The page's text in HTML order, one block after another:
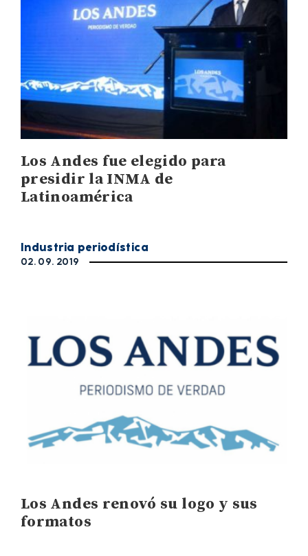
Los Andes fue elegido para
presidir la INMA de
Latinoamérica
Industria periodística
02. 09. 2019
Los Andes renovó su logo y sus
formatos